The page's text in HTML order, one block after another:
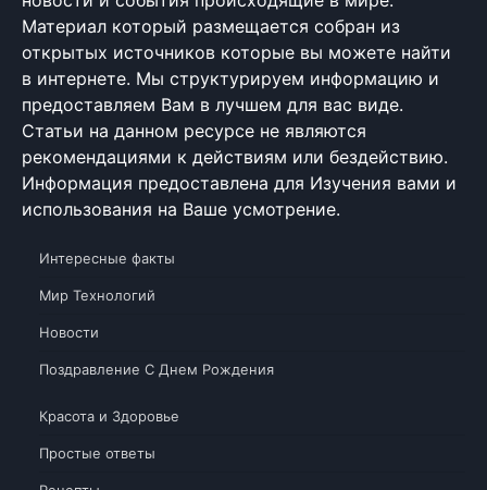
Материал который размещается собран из
открытых источников которые вы можете найти
в интернете. Мы структурируем информацию и
предоставляем Вам в лучшем для вас виде.
Статьи на данном ресурсе не являются
рекомендациями к действиям или бездействию.
Информация предоставлена для Изучения вами и
использования на Ваше усмотрение.
Интересные факты
Мир Технологий
Новости
Поздравление С Днем Рождения
Красота и Здоровье
Простые ответы